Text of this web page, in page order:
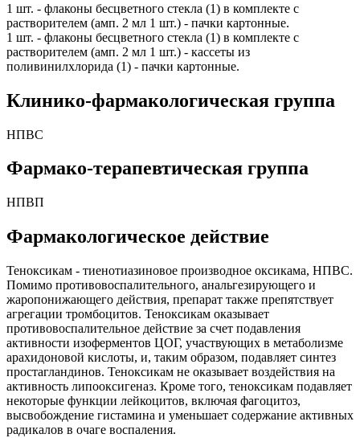
1 шт. - флаконы бесцветного стекла (1) в комплекте с
растворителем (амп. 2 мл 1 шт.) - пачки картонные.
1 шт. - флаконы бесцветного стекла (1) в комплекте с
растворителем (амп. 2 мл 1 шт.) - кассеты из
поливинилхлорида (1) - пачки картонные.
Клинико-фармакологическая группа
НПВС
Фармако-терапевтическая группа
НПВП
Фармакологическое действие
Теноксикам - тиенотиазиновое производное оксикама, НПВС.
Помимо противовоспалительного, анальгезирующего и
жаропонижающего действия, препарат также препятствует
агрегации тромбоцитов. Теноксикам оказывает
противовоспалительное действие за счет подавления
активности изоферментов ЦОГ, участвующих в метаболизме
арахидоновой кислоты, и, таким образом, подавляет синтез
простагландинов. Теноксикам не оказывает воздействия на
активность липооксигеназ. Кроме того, теноксикам подавляет
некоторые функции лейкоцитов, включая фагоцитоз,
высвобождение гистамина и уменьшает содержание активных
радикалов в очаге воспаления.